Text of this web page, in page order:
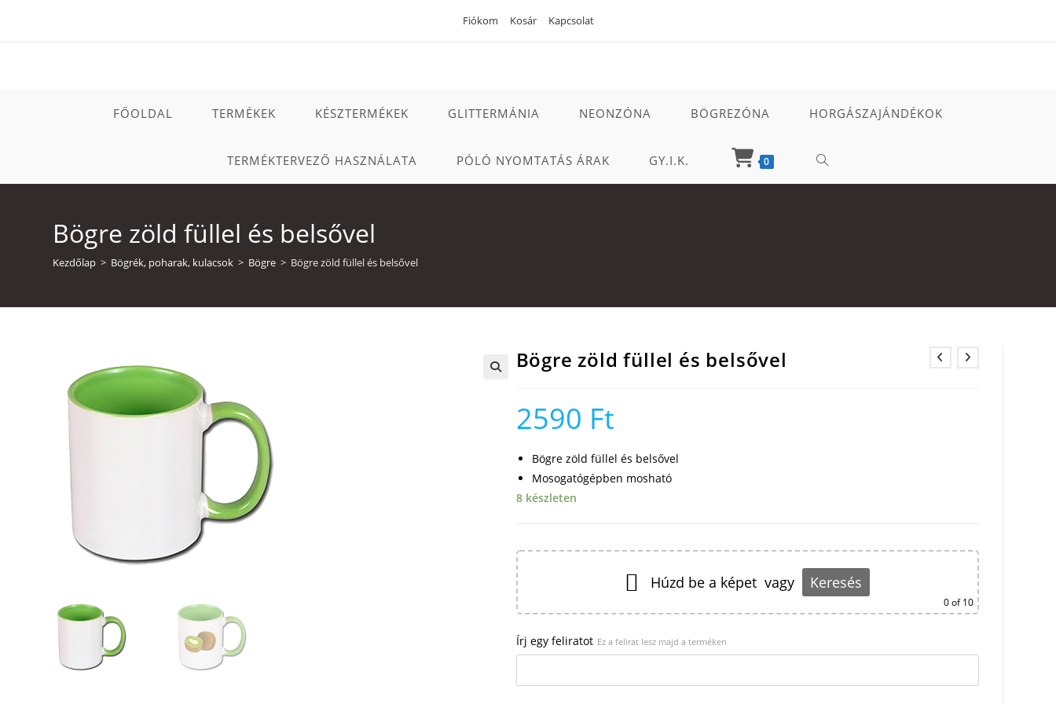
Fiókom Kosár Kapcsolat
FŐOLDAL TERMÉKEK KÉSZTERMÉKEK GLITTERMÁNIA NEONZÓNA BÖGREZÓNA HORGÁSZAJÁNDÉKOK
TERMÉKTERVEZŐ HASZNÁLATA PÓLÓ NYOMTATÁS ÁRAK GY.I.K. 0 TOGGLE
Bögre zöld füllel és belsővel
Kezdőlap > Bögrék, poharak, kulacsok > Bögre > Bögre zöld füllel és belsővel
Bögre zöld füllel és belsővel
2590 Ft
Bögre zöld füllel és belsővel
Mosogatógépben mosható
8 készleten
Húzd be a képet vagy Keresés
0of 10
Írj egy feliratot Ez a felirat lesz majd a terméken